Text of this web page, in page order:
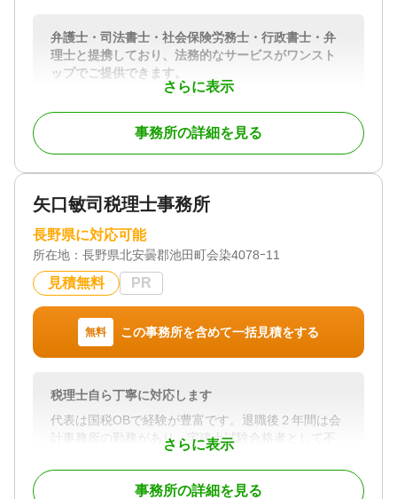
示しております。
対応体制
無料 / 18時以降相談可 / オンライン面談可 / 事務所面
談可
さらに表示
弁護士・司法書士・社会保険労務士・行政書士・弁
理士と提携しており、法務的なサービスがワンスト
ップでご提供できます。
最高の監査・税務会計サービスを提供することで、
企業の進歩に貢献します。
最高の監査・税務会計サービスを提供することで、
【業務内容】
・法定監査（金融商品取引法監査、会社法監査、社
会福祉法人監査、信用金庫および信用組合監査、学
校法人監査、労働組合監査、地方独立行政法人監査
など）
・任意監査（株式公開準備のための準金融商品取引
法監査、法定監査以外の企業の財務諸表監査、公益
法人・医療法人などの監査）
・会計業務（月次監査－会計データのチェック、経
営の課題の把握
試算表の作成－経営状況のご報告
決算書の作成－決算対策、決算手続のサポート、決
算説明
記帳代行業務－TKC、弥生会計、MJS、freee等）
事務所の詳細を見る
矢口敏司税理士事務所
長野県に対応可能
所在地： 長野県北安曇郡池田町会染4078ｰ11
見積無料 PR
無料 この事務所を含めて一括見積をする
さらに表示
税理士自ら丁寧に対応します
代表は国税OBで経験が豊富です。退職後２年間は会
計事務所の勤務があり、宅建士試験合格者として不
動産業界での勤務経験もあります。
また、生命保険の代理店登録もしておりますので相
続対策を含む相続に関することはトータルに、か
事務所の詳細を見る